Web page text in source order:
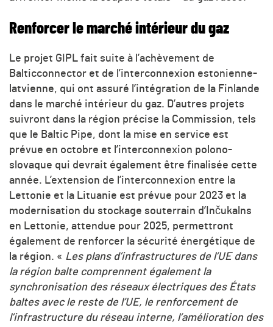
Renforcer le marché intérieur du gaz
Le projet GIPL fait suite à l’achèvement de
Balticconnector et de l’interconnexion estonienne-
latvienne, qui ont assuré l’intégration de la Finlande
dans le marché intérieur du gaz. D’autres projets
suivront dans la région précise la Commission, tels
que le Baltic Pipe, dont la mise en service est
prévue en octobre et l’interconnexion polono-
slovaque qui devrait également être finalisée cette
année. L’extension de l’interconnexion entre la
Lettonie et la Lituanie est prévue pour 2023 et la
modernisation du stockage souterrain d’Inčukalns
en Lettonie, attendue pour 2025, permettront
également de renforcer la sécurité énergétique de
la région. « Les plans d’infrastructures de l’UE dans
la région balte comprennent également la
synchronisation des réseaux électriques des États
baltes avec le reste de l’UE, le renforcement de
l’infrastructure du réseau interne, l’amélioration des